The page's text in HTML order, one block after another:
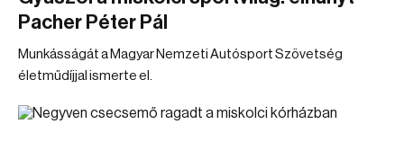
Pacher Péter Pál
Munkásságát a Magyar Nemzeti Autósport Szövetség
életműdíjjal ismerte el.